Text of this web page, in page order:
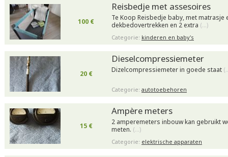
100 €
Reisbedje met assesoires
Te Koop Reisbedje baby, met matrasje
dekbedovertrekken en 2 extra (…)
Categorie: kinderen en baby's
20 €
Dieselcompressiemeter
Dizelcompressiemeter in goede staat
Categorie: autotoebehoren
15 €
Ampère meters
2 amperemeters inbouw kan gebruikt
meten. (…)
Categorie: elektrische apparaten